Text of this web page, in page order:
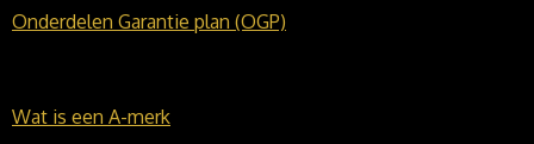
Onderdelen Garantie plan (OGP)
Wat is een A-merk